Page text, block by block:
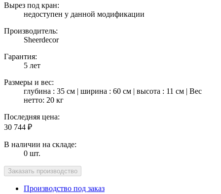
Вырез под кран:
недоступен у данной модификации
Производитель:
Sheerdecor
Гарантия:
5 лет
Размеры и вес:
глубина : 35 см | ширина : 60 см | высота : 11 см | Вес
нетто: 20 кг
Последняя цена:
30 744 ₽
В наличии на складе:
0 шт.
Производство под заказ